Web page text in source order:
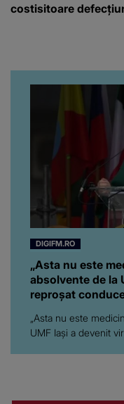
costisitoare
DIGIFM.RO
„Asta nu este
absolvente de la
reproșat
„Asta nu este
UMF Iași a devenit